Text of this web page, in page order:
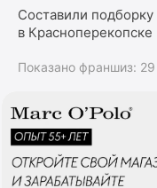
Составили
в Красноперекопске
Показано франшиз: 29